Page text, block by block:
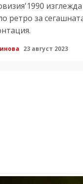
ретро за
23 август 2023